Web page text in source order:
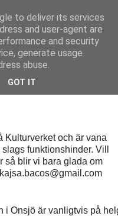
Kulturverket och är vana
funktionshinder. Vill
så blir vi bara glada om
i Onsjö är vanligtvis på
to deliver its services
and user-agent are
and security
generate usage
abuse.
GOT IT